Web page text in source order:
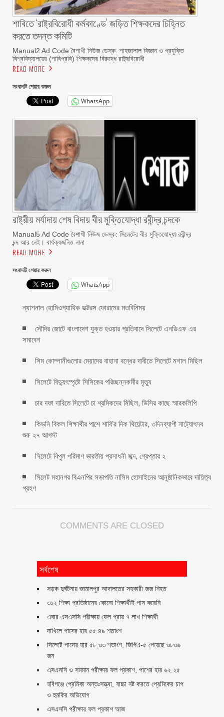
শাবিতে ‘রাষ্ট্রবিরোধী কর্মকাণ্ডে’ জড়িত শিক্ষকদের চিহ্নিত
করতে তদন্ত কমিটি
Manual2 Ad Code বৈশাখী নিউজ ডেস্ক: শাহজালাল বিজ্ঞান ও প্রযুক্তি
বিশ্ববিদ্যালয়ের (শাবিপ্রবি) শিক্ষকদের বিরুদ্ধে রাষ্ট্রবিরোধী
READ MORE
সংবাদটি শেয়ার করুন
WhatsApp
রাষ্ট্রীয় মর্যাদায় শেষ বিদায় বীর মুক্তিযোদ্ধা রবীন্দ্র চন্দকে
Manual5 Ad Code বৈশাখী নিউজ ডেস্ক: সিলেটের বীর মুক্তিযোদ্ধা রবীন্দ্র
চন্দ আর নেই। বার্ধক্যজনিত নানা
READ MORE
সংবাদটি শেয়ার করুন
WhatsApp
ন্যাশনাল হোমিওপ্যাথিক ডক্টরস ফোরামের মতবিনিময়
সৌদির জোটে বাংলাদেশ যুক্ত হওয়ার প্রতিবাদে সিলেটে এনডিএফ এর
সমাবেশ
সিম কোম্পানীগুলোর মেয়াদের বাহানা বন্ধের দাবীতে সিলেটে মশাল মিছিল
সিলেটে বিদ্যুৎস্পৃষ্টে সিসিকের পরিচ্ছন্নকর্মীর মৃত্যু
চার দফা দাবিতে সিলেটে চা শ্রমিকদের মিছিল, ডিসির কাছে স্মারকলিপি
কিডনি বিকল শিক্ষার্থীর পাশে শাবি’র দিক থিয়েটার, ৩দিনব্যাপী নাট্যোৎসব
শুরু ২৭ আগস্ট
সিলেটে বিপুল পরিমাণ ভারতীয় প্রসাধনী জব্দ, গ্রেপ্তার ২
সিলেট মহানগর বিএনপির সভাপতি নাসিম হোসাইনের আনুষ্ঠানিকভাবে দায়িত্ব
গ্রহণ
COMMENTS ARE CLOSED
সর্বশেষ
সড়ক দুর্ঘটনায় জামালপুর আদালতের সহকারী জজ নিহত
৩১২ শিক্ষা প্রতিষ্ঠানের কোনো শিক্ষার্থীই পাস করেনি
এবার এসএসসি পরীক্ষায় ফেল প্রায় ৭ লাখ শিক্ষার্থী
দাখিলে পাসের হার ৫৫.৪৯ শতাংশ
সিলেটে পাসের হার ৫৮.৩৩ শতাংশ, জিপিএ-৫ পেয়েছে ৩৮৩৬
জন
এসএসসি ও সমমান পরীক্ষার ফল প্রকাশ, পাশের হার ৬২.২৫
হবিগঞ্জে প্রেমিকা অন্তঃসত্ত্বা, বাচ্চা নষ্ট করতে প্রেমিকের চাপ
ও হুমকির অভিযোগ
এসএসসি পরীক্ষার ফল প্রকাশ আজ